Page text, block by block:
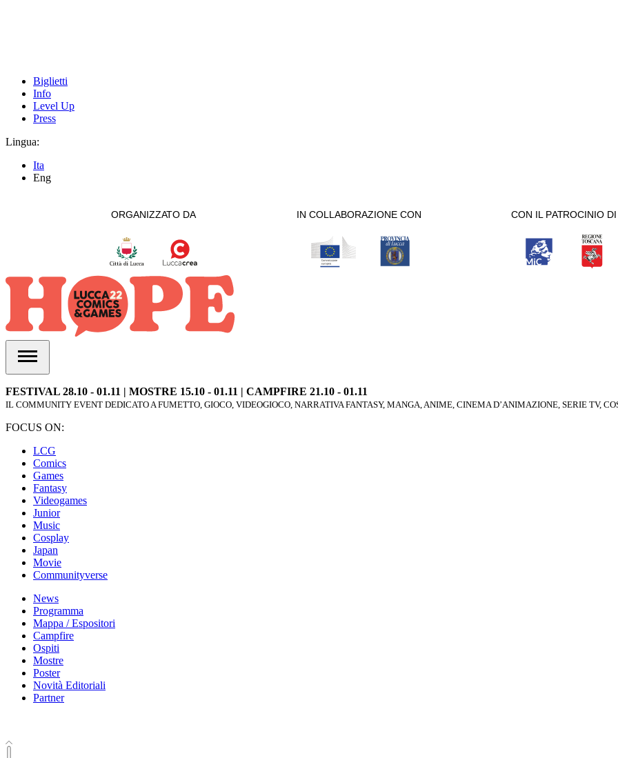
Biglietti
Info
Level Up
Press
Lingua:
Ita
Eng
FESTIVAL 28.10 - 01.11 | MOSTRE 15.10 - 01.11 | CAMPFIRE 21.10 - 01.11
IL COMMUNITY EVENT DEDICATO A FUMETTO, GIOCO, VIDEOGIOCO, NARRATIVA FANTASY, MANGA, ANIME, CINEMA D’ANIMAZIONE, SERIE TV,
FOCUS ON:
LCG
Comics
Games
Fantasy
Videogames
Junior
Music
Cosplay
Japan
Movie
Communityverse
News
Programma
Mappa / Espositori
Campfire
Ospiti
Mostre
Poster
Novità Editoriali
Partner